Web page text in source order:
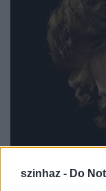
szinhaz - Do